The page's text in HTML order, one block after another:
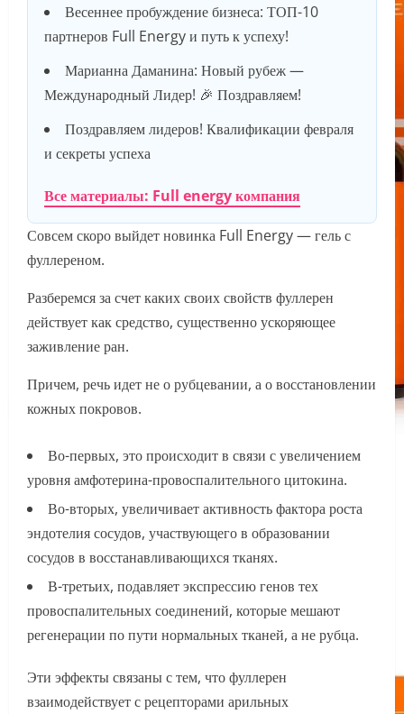
Весеннее пробуждение бизнеса: ТОП-10
партнеров Full Energy и путь к успеху!
Марианна Даманина: Новый рубеж —
Международный Лидер! 🎉 Поздравляем!
Поздравляем лидеров! Квалификации февраля
и секреты успеха
Все материалы: Full energy компания
Совсем скоро выйдет новинка Full Energy — гель с
фуллереном.
Разберемся за счет каких своих свойств фуллерен
действует как средство, существенно ускоряющее
заживление ран.
Причем, речь идет не о рубцевании, а о восстановлении
кожных покровов.
Во-первых, это происходит в связи с увеличением
уровня амфотерина-провоспалительного цитокина.
Во-вторых, увеличивает активность фактора роста
эндотелия сосудов, участвующего в образовании
сосудов в восстанавливающихся тканях.
В-третьих, подавляет экспрессию генов тех
провоспалительных соединений, которые мешают
регенерации по пути нормальных тканей, а не рубца.
Эти эффекты связаны с тем, что фуллерен
взаимодействует с рецепторами арильных